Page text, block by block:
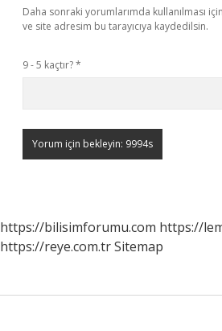
Daha sonraki yorumlarımda kullanılması
ve site adresim bu tarayıcıya kaydedilsin.
9 - 5 kaçtır?*
https://bilisimforumu.com https://
https://reye.com.trSitemap